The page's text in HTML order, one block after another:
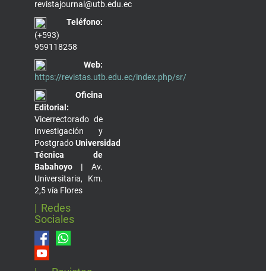
revistajournal@utb.edu.ec
Teléfono:
(+593)
959118258
Web:
https://revistas.utb.edu.ec/index.php/sr/
Oficina
Editorial:
Vicerrectorado de
Investigación y
PostgradoUniversidad
Técnica de
Babahoyo | Av.
Universitaria, Km.
2,5 vía Flores
| Redes
Sociales